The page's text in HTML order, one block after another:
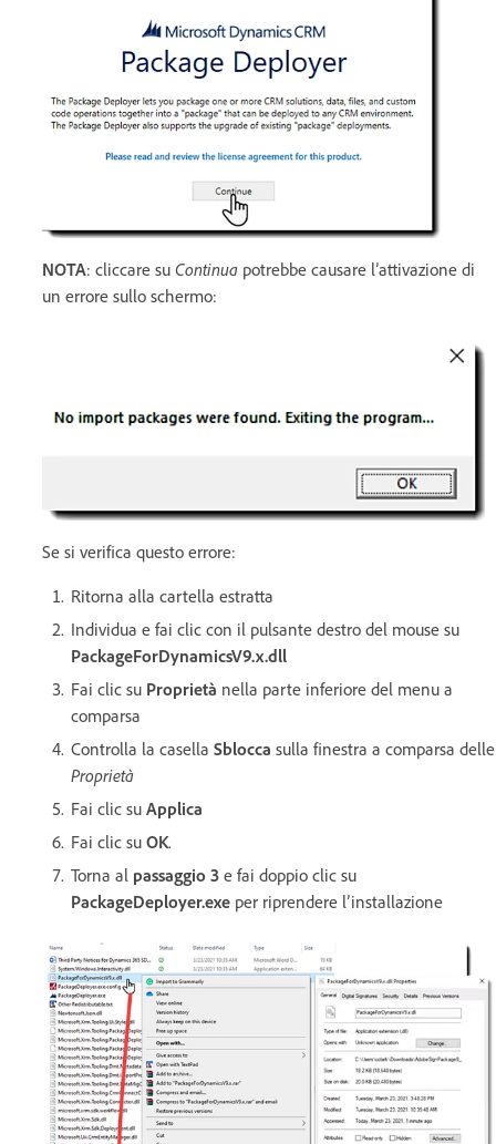
NOTA: cliccare su Continua potrebbe causare l’attivazione di
un errore sullo schermo:
Se si verifica questo errore:
Ritorna alla cartella estratta
Individua e fai clic con il pulsante destro del mouse su
PackageForDynamicsV9.x.dll
Fai clic su Proprietà nella parte inferiore del menu a
comparsa
Controlla la casella Sblocca sulla finestra a comparsa delle
Proprietà
Fai clic su Applica
Fai clic su OK.
Torna al passaggio 3 e fai doppio clic su
PackageDeployer.exe per riprendere l’installazione